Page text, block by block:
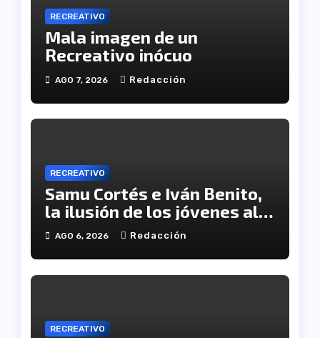
RECREATIVO
Mala imagen de un
Recreativo inócuo
AGO 7, 2026 Redacción
RECREATIVO
Samu Cortés e Iván Benito,
la ilusión de los jóvenes al
servicio del Decano
AGO 6, 2026 Redacción
RECREATIVO